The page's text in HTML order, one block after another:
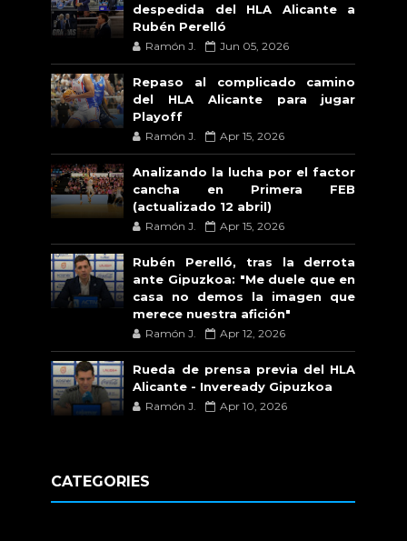
despedida del HLA Alicante a
Rubén Perelló
Ramón J. Jun 05, 2026
Repaso al complicado camino
del HLA Alicante para jugar
Playoff
Ramón J. Apr 15, 2026
Analizando la lucha por el factor
cancha en Primera FEB
(actualizado 12 abril)
Ramón J. Apr 15, 2026
Rubén Perelló, tras la derrota
ante Gipuzkoa: "Me duele que en
casa no demos la imagen que
merece nuestra afición"
Ramón J. Apr 12, 2026
Rueda de prensa previa del HLA
Alicante - Inveready Gipuzkoa
Ramón J. Apr 10, 2026
CATEGORIES